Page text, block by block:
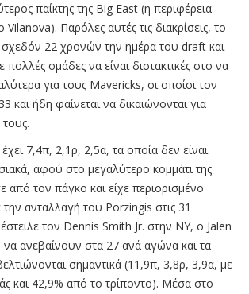
παίκτης της Big East (η περιφέρεια
Vilanova). Παρόλες αυτές τις διακρίσεις, το
σχεδόν 22 χρονών την ημέρα του draft και
πολλές ομάδες να είναι διστακτικές στο να
για τους Mavericks, οι οποίοι τον
και ήδη φαίνεται να δικαιώνονται για
7,4π, 2,1ρ, 2,5α, τα οποία δεν είναι
αφού στο μεγαλύτερο κομμάτι της
από τον πάγκο και είχε περιορισμένο
ανταλλαγή του Porzingis στις 31
τον Dennis Smith Jr. στην ΝΥ, ο Jalen
να ανεβαίνουν στα 27 ανά αγώνα και τα
σημαντικά (11,9π, 3,8ρ, 3,9α, με
και 42,9% από το τρίποντο). Μέσα στο